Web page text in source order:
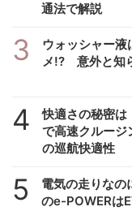
通法で解説
3
ウォッシャー
メ!? 意外と知
4
快適さの秘密
で高速クルージ
の巡航快適性
5
電気の走りな
のe-POWERは